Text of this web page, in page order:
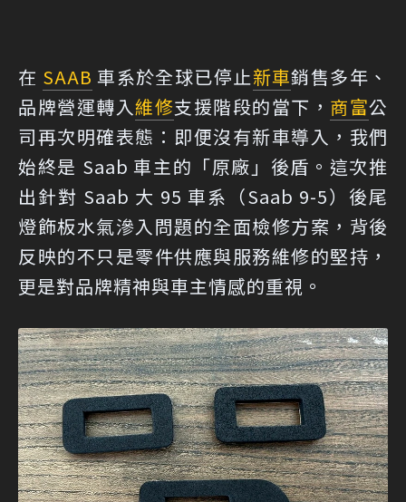
在 SAAB 車系於全球已停止新車銷售多年、
品牌營運轉入維修支援階段的當下， 商富公
司再次明確表態：即便沒有新車導入，我們
始終是 Saab 車主的「原廠」後盾。這次推
出針對 Saab 大 95 車系（Saab 9-5）後尾
燈飾板水氣滲入問題的全面檢修方案，背後
反映的不只是零件供應與服務維修的堅持，
更是對品牌精神與車主情感的重視。